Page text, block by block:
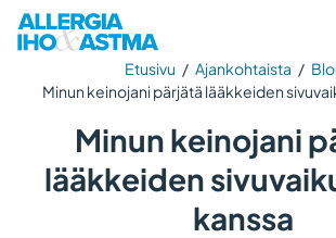
Etusivu / Ajankohtaista /
Minun keinojani pärjätä lääkkeiden
Minun keinojani
lääkkeiden
kanssa